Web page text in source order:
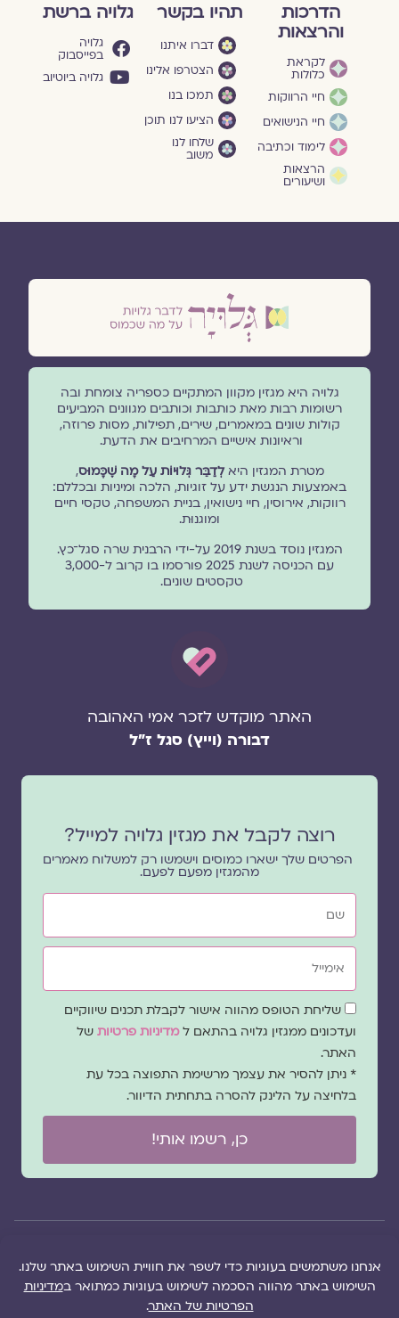
הדרכות
והרצאות
לקראת
כלולות
חיי הרווקות
חיי הנישואים
לימוד וכתיבה
הרצאות
ושיעורים
תהיו בקשר
דברו איתנו
הצטרפו אלינו
תמכו בנו
הציעו לנו תוכן
שלחו לנו
משוב
גלויה ברשת
גלויה
בפייסבוק
גלויה ביוטיוב
גלויה היא מגזין מקוון המתקיים כספריה צומחת ובה
רשומות רבות מאת כותבות וכותבים מגוונים המביעים
קולות שונים במאמרים, שירים, תפילות, מסות פרוזה,
וראיונות אישיים המרחיבים את הדעת.
מטרת המגזין היאלְדַבֵּר גְּלוּיוֹת עַל מָה שֶׁכָּמוּס,
באמצעות הנגשת ידע על זוגיות, הלכה ומיניות ובכללם:
רווקות, אירוסין, חיי נישואין, בניית המשפחה, טקסי חיים
ומוגנוּת.
המגזין נוסד בשנת 2019 על-ידי הרבנית שרה סגל־כץ.
עם הכניסה לשנת 2025 פורסמו בו קרוב ל-3,000
טקסטים שונים.
האתר מוקדש לזכר אמי האהובה
דבורה (וייץ) סגל ז"ל
רוצה לקבל את מגזין גלויה למייל?
הפרטים שלך ישארו כמוסים וישמשו רק למשלוח מאמרים
מהמגזין מפעם לפעם.
שם
אימייל
שדה
הסכמה
שליחת הטופס מהווה אישור לקבלת תכנים שיווקיים
ועדכונים ממגזין גלויה בהתאם למדיניות פרטיות של
האתר.
* ניתן להסיר את עצמך מרשימת התפוצה בכל עת
בלחיצה על הלינק להסרה בתחתית הדיוור.
כן, רשמו אותי!
הזכויות של מגזין
של
שגגה
הוקם ב ❤ על ידי –
לימונדה 2.0
| מיתוג:
סטודיו נופר דסקל
מפת אתר|